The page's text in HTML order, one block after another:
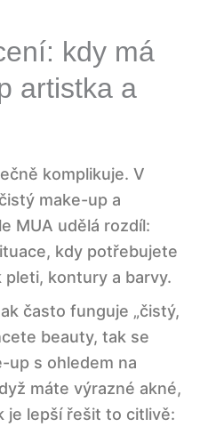
kdy má
artistka a
komplikuje. V
make-up a
MUA udělá rozdíl:
kdy potřebujete
kontury a barvy.
často funguje „čistý,
beauty, tak se
up s ohledem na
máte výrazné akné,
je lepší řešit to citlivě: